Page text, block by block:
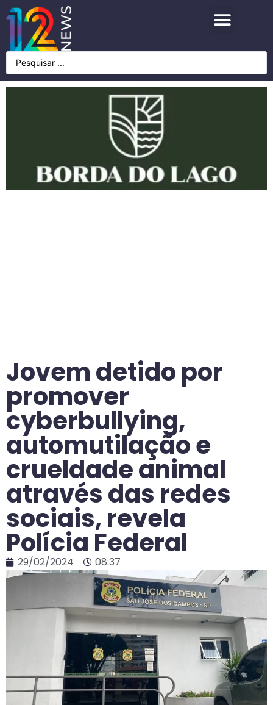
Jovem detido por
promover
cyberbullying,
automutilação e
crueldade animal
através das redes
sociais, revela
Polícia Federal
29/02/2024 08:37